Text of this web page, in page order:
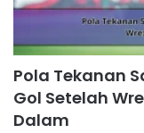
Pola Tekanan
Gol Setelah
Dalam